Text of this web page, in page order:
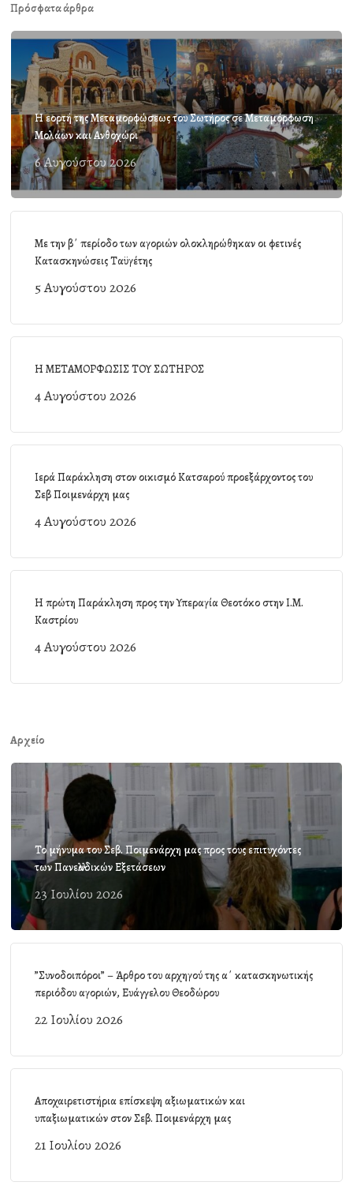
Πρόσφατα άρθρα
Η εορτή της Μεταμορφώσεως του Σωτήρος σε Μεταμόρφωση
Μολάων και Ανθοχώρι
6 Αυγούστου 2026
Με την β΄ περίοδο των αγοριών ολοκληρώθηκαν οι φετινές
Κατασκηνώσεις Ταϋγέτης
5 Αυγούστου 2026
Η ΜΕΤΑΜΟΡΦΩΣΙΣ ΤΟΥ ΣΩΤΗΡΟΣ
4 Αυγούστου 2026
Ιερά Παράκληση στον οικισμό Κατσαρού προεξάρχοντος του
Σεβ Ποιμενάρχη μας
4 Αυγούστου 2026
Η πρώτη Παράκληση προς την Υπεραγία Θεοτόκο στην Ι.Μ.
Καστρίου
4 Αυγούστου 2026
Αρχείο
Το μήνυμα του Σεβ. Ποιμενάρχη μας προς τους επιτυχόντες
των Πανελλαδικών Εξετάσεων
23 Ιουλίου 2026
”Συνοδοιπόροι” – Άρθρο του αρχηγού της α΄ κατασκηνωτικής
περιόδου αγοριών, Ευάγγελου Θεοδώρου
22 Ιουλίου 2026
Αποχαιρετιστήρια επίσκεψη αξιωματικών και
υπαξιωματικών στον Σεβ. Ποιμενάρχη μας
21 Ιουλίου 2026